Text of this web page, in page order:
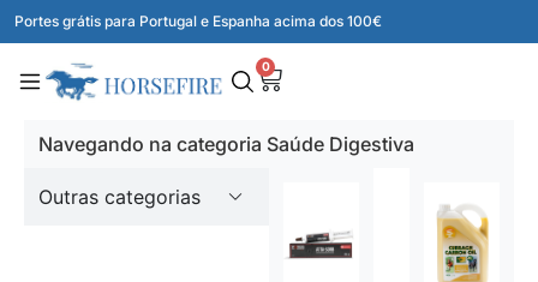
Portes grátis para Portugal e Espanha acima dos 100€
0
Navegando na categoria Saúde Digestiva
Outras categorias